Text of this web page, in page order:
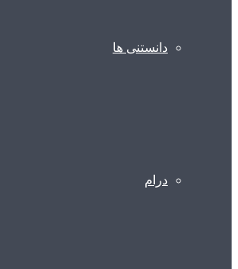
دانستنی ها
درام